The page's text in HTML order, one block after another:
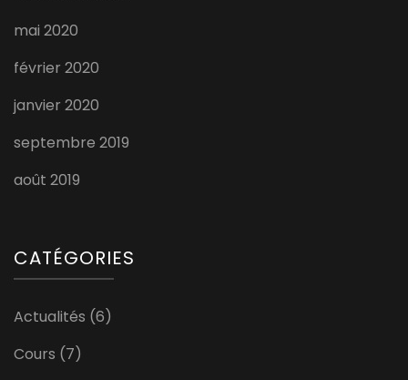
mai 2020
février 2020
janvier 2020
septembre 2019
août 2019
CATÉGORIES
Actualités (6)
Cours (7)